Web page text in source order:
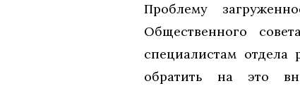
Проблему
Общественного
специалистам отдела
обратить на это